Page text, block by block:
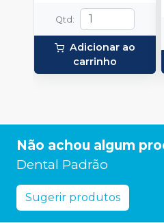
Qtd:
Adicionar ao
carrinho
Não achou algum
Dental Padrão
Sugerir produtos